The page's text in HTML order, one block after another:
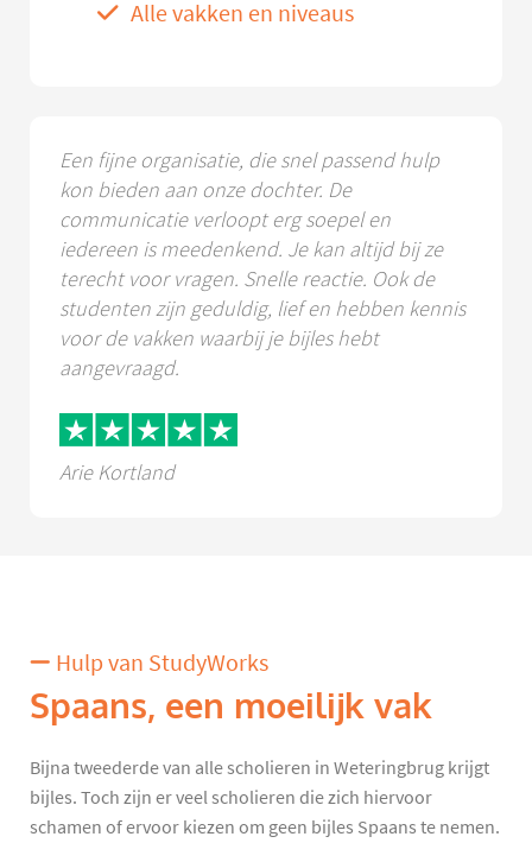
Alle vakken en niveaus
Een fijne organisatie, die snel passend hulp
kon bieden aan onze dochter. De
communicatie verloopt erg soepel en
iedereen is meedenkend. Je kan altijd bij ze
terecht voor vragen. Snelle reactie. Ook de
studenten zijn geduldig, lief en hebben kennis
voor de vakken waarbij je bijles hebt
aangevraagd.
Arie Kortland
Hulp van StudyWorks
Spaans, een moeilijk vak
Bijna tweederde van alle scholieren in Weteringbrug krijgt
bijles. Toch zijn er veel scholieren die zich hiervoor
schamen of ervoor kiezen om geen bijles Spaans te nemen.